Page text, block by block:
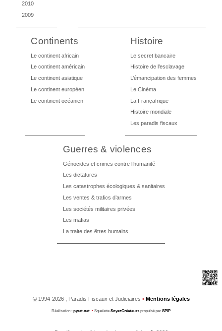
2010
2009
Continents
Le continent africain
Le continent américain
Le continent asiatique
Le continent européen
Le continent océanien
Histoire
Le secret bancaire
Histoire de l’esclavage
L’émancipation des femmes
Le Cinéma
La Françafrique
Histoire mondiale
Les paradis fiscaux
Guerres & violences
Génocides et crimes contre l’humanité
Les dictatures
Les catastrophes écologiques & sanitaires
Les ventes & trafics d’armes
Les sociétés militaires privées
Les mafias
La traite des êtres humains
©1994-2026 , Paradis Fiscaux et Judiciaires • Mentions légales
Réalisation : pyrat.net • Squelette SoyezCréateurs propulsé par SPIP